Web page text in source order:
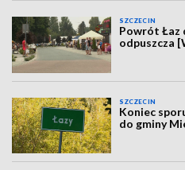
SZCZECIN
Powrót Łaz
odpuszcza
SZCZECIN
Koniec
do gminy